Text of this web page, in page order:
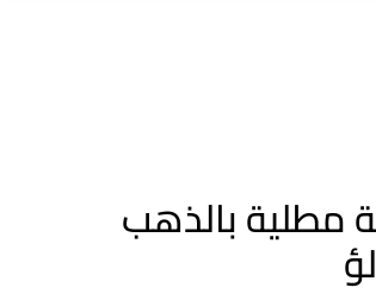
مطلية بالذهب